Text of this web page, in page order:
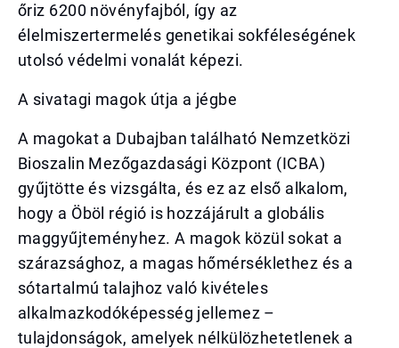
őriz 6200 növényfajból, így az
élelmiszertermelés genetikai sokféleségének
utolsó védelmi vonalát képezi.
A sivatagi magok útja a jégbe
A magokat a Dubajban található Nemzetközi
Bioszalin Mezőgazdasági Központ (ICBA)
gyűjtötte és vizsgálta, és ez az első alkalom,
hogy a Öböl régió is hozzájárult a globális
maggyűjteményhez. A magok közül sokat a
szárazsághoz, a magas hőmérséklethez és a
sótartalmú talajhoz való kivételes
alkalmazkodóképesség jellemez –
tulajdonságok, amelyek nélkülözhetetlenek a